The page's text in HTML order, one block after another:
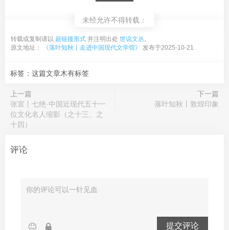
未经允许不得转载：
转载或复制请以 超链接形式 并注明出处 世说文丛。
原文地址：
《落叶知秋丨走进中国现代文学馆》 发布于2025-10-21
标签：这篇文章木有标签
上一篇
张宣丨七绝·中国近现代五十一
位文化名人缩影（之十三、之
十四）
下一篇
落叶知秋丨敦煌印象
评论
提交评论